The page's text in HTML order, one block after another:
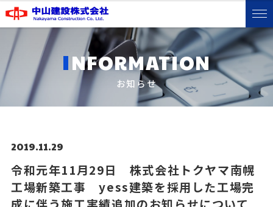
お知らせ
INFORMATION
2019.11.29
令和元年11月29日 株式会社トクヤマ南幌
工場新築工事 yess建築を採用した工場完
成に伴う施工実績追加のお知らせについて